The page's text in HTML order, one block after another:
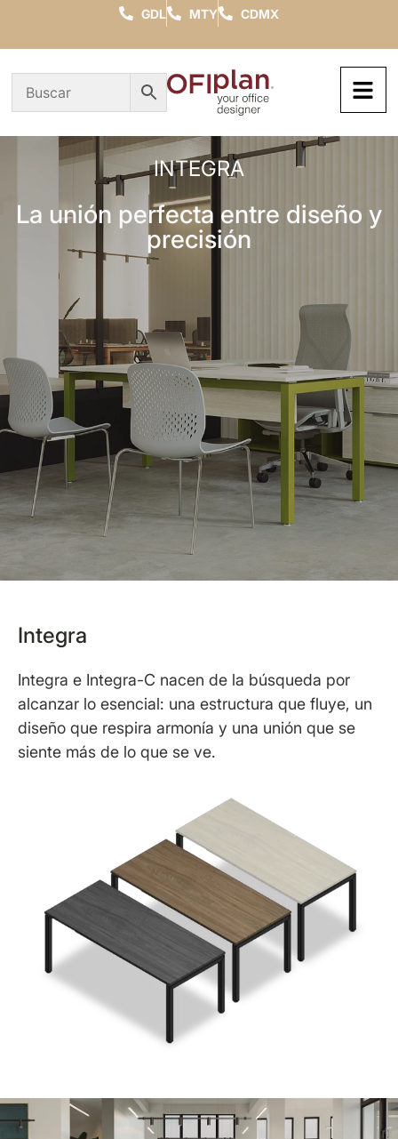
GDL MTY CDMX
INTEGRA
La unión perfecta entre diseño y
precisión
Integra
Integra e Integra-C nacen de la búsqueda por
alcanzar lo esencial: una estructura que fluye, un
diseño que respira armonía y una unión que se
siente más de lo que se ve.